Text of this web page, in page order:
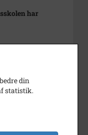
har
din
statistik.